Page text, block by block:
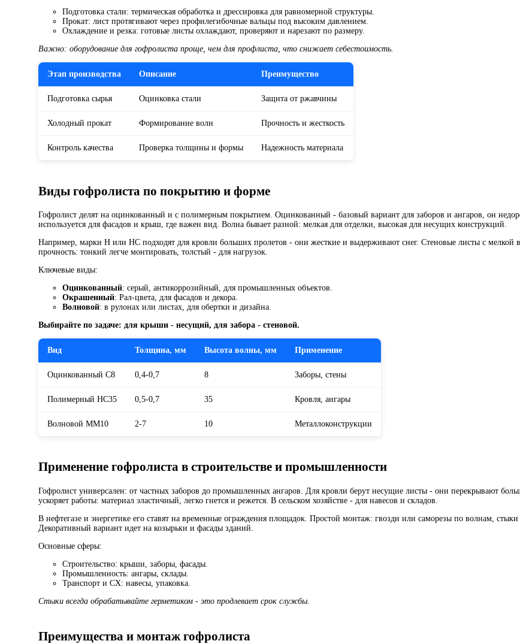
Подготовка стали: термическая обработка и дрессировка для равномерной структуры.
Прокат: лист протягивают через профилегибочные вальцы под высоким давлением.
Охлаждение и резка: готовые листы охлаждают, проверяют и нарезают по размеру.
Важно: оборудование для гофролиста проще, чем для профлиста, что снижает себестоимость.
Этап производства Описание Преимущество
Подготовка сырья Оцинковка стали Защита от ржавчины
Холодный прокат Формирование волн Прочность и жесткость
Контроль качества Проверка толщины и формы Надежность материала
Виды гофролиста по покрытию и форме
Гофролист делят на оцинкованный и с полимерным покрытием. Оцинкованный - базовый вариант для заборов и ангаров, он
используется для фасадов и крыш, где важен вид. Волна бывает разной: мелкая для отделки, высокая для несущих конструкций.
Например, марки Н или НС подходят для кровли больших пролетов - они жесткие и выдерживают снег. Стеновые листы с
прочность: тонкий легче монтировать, толстый - для нагрузок.
Ключевые виды:
Оцинкованный: серый, антикоррозийный, для промышленных объектов.
Окрашенный: Рал-цвета, для фасадов и декора.
Волновой: в рулонах или листах, для обертки и дизайна.
Выбирайте по задаче: для крыши - несущий, для забора - стеновой.
Вид Толщина, мм Высота волны, мм Применение
Оцинкованный С8 0,4-0,7 8 Заборы, стены
Полимерный НС35 0,5-0,7 35 Кровля, ангары
Волновой ММ10 2-7 10 Металлоконструкции
Применение гофролиста в строительстве и промышленности
Гофролист универсален: от частных заборов до промышленных ангаров. Для кровли берут несущие листы - они перекрывают
ускоряет работы: материал эластичный, легко гнется и режется. В сельском хозяйстве - для навесов и складов.
В нефтегазе и энергетике его ставят на временные ограждения площадок. Простой монтаж: гвозди или саморезы по волнам,
Декоративный вариант идет на козырьки и фасады зданий.
Основные сферы:
Строительство: крыши, заборы, фасады.
Промышленность: ангары, склады.
Транспорт и СХ: навесы, упаковка.
Стыки всегда обрабатывайте герметиком - это продлевает срок службы.
Преимущества и монтаж гофролиста